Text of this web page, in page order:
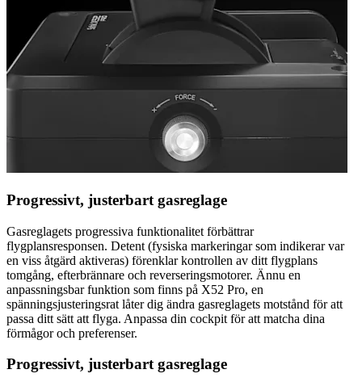
Progressivt, justerbart gasreglage
Gasreglagets progressiva funktionalitet förbättrar
flygplansresponsen. Detent (fysiska markeringar som indikerar var
en viss åtgärd aktiveras) förenklar kontrollen av ditt flygplans
tomgång, efterbrännare och reverseringsmotorer. Ännu en
anpassningsbar funktion som finns på X52 Pro, en
spänningsjusteringsrat låter dig ändra gasreglagets motstånd för att
passa ditt sätt att flyga. Anpassa din cockpit för att matcha dina
förmågor och preferenser.
Progressivt, justerbart gasreglage